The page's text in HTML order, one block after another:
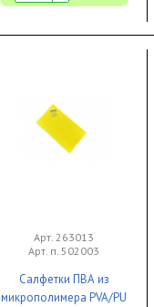
Арт. 263013
Арт. п. 502003
Салфетки ПВА из
микрополимера PVA/PU